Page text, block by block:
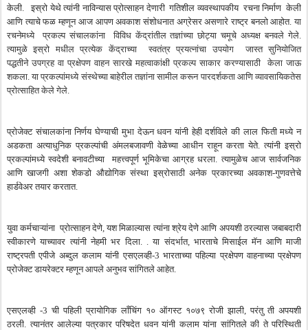
केली
इस्रो येथे त्यांनी नाविन्यास प्रोत्साहन देणारी गतिशील व्यवस्थापकीय रचना निर्माण केली
आणि त्याचे फळ म्हणून आज आपण अवकाश संशोधनात अग्रेसर असणारे राष्ट्र बनलो आहोत.या
रचनेमध्ये
प्रकल्प संचालकांना विविध केंद्रांतील तज्ञांच्या छोट्या चमूचे अध्यक्ष बनवले गेले
त्यामुळे इस्रो मधील प्रत्येक केंद्राच्या स्वतंत्र प्रयत्नांचा उपयोग जास्त सुनियोजित
पद्धतीने उपग्रह वा प्रक्षेपण वाहन सारखे महत्वाकांक्षी प्रकल्प साकार करण्यासाठी केला जाऊ
शकला .या प्रकल्पांमध्ये संस्थेच्या बाहेरील तज्ञांना सामील करून पारदर्शकता आणि व्यावसायिकतेस
प्रोत्साहित केले गेले
प्रोजेक्ट संचालकांना निर्णय घेण्याची मुभा देऊन धवन यांनी हेही दर्शविले की लाल फिती मध्ये न
अडकता अत्याधुनिक प्रकल्पांची अंमलबजावणी वेळेच्या आधीन राहून करता येते.त्यांनी इस्रो
प्रकल्पांमध्ये स्वदेशी बनावटीच्या महत्त्वपूर्ण भूमिकेचा आग्रह धरला .त्यामुळेच आज सार्वजनिक
आणि खाजगी अशा शेकडो औद्योगिक संस्था इस्रोसाठी अनेक प्रकारच्या अवकाश-गुणवत्तेचे
हार्डवेअर तयार करतात.
युवा कर्मचाऱ्यांना प्रोत्साहन देणे,यश मिळाल्यास त्यांना श्रेय देणे आणि अपयशी ठरल्यास जबाबदारी
स्वीकारणे याच्यावर त्यांनी नेहमी भर दिला. . या संदर्भात, भारताचे मिसाईल मॅन आणि माजी
राष्ट्रपती एपीजे अब्दुल कलाम यांनी एसएलव्ही-3 भारताच्या पहिल्या प्रक्षेपण वाहनाच्या प्रक्षेपण
प्रोजेक्ट डायरेक्टर म्हणून आपले अनुभव सांगितले आहेत.
एसएलव्ही -3ची पहिली प्रायोगिक लाँचिंग १० ऑगस्ट १०७९ रोजी झाली ,परंतु ती अपयशी
ठरली त्यानंतर आलेल्या पत्रकार परिषदेत धवन यांनी कलाम यांना सांगितले की ते परिस्थिती